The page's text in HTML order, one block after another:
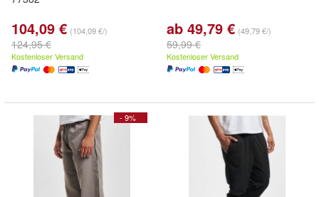
104,09 € (104,09 €/)
124,95 €
Kostenloser Versand
ab 49,79 € (49,79 €/)
59,99 €
Kostenloser Versand
- 9%